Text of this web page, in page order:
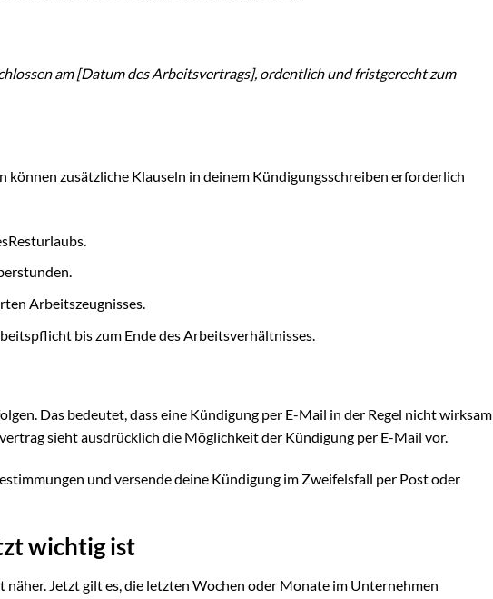
am [Datum des Arbeitsvertrags], ordentlich und fristgerecht zum
zusätzliche Klauseln in deinem Kündigungsschreiben erforderlich
Arbeitszeugnisses.
bis zum Ende des Arbeitsverhältnisses.
Das bedeutet, dass eine Kündigung per E-Mail in der Regel nicht wirksam
sieht ausdrücklich die Möglichkeit der Kündigung per E-Mail vor.
und versende deine Kündigung im Zweifelsfall per Post oder
wichtig ist
Jetzt gilt es, die letzten Wochen oder Monate im Unternehmen